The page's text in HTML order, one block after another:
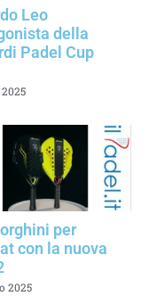
Leo
della
Padel Cup
per
con la nuova
2025